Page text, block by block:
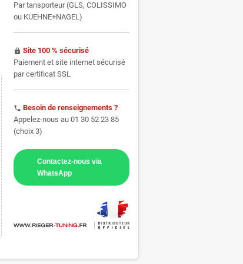
Par tansporteur (GLS, COLISSIMO
ou KUEHNE+NAGEL)
https Site 100 % sécurisé
Paiement et site internet sécurisé
par certificat SSL
phone Besoin de renseignements ?
Appelez-nous au 01 30 52 23 85
(choix 3)
Contactez-nous via
WhatsApp